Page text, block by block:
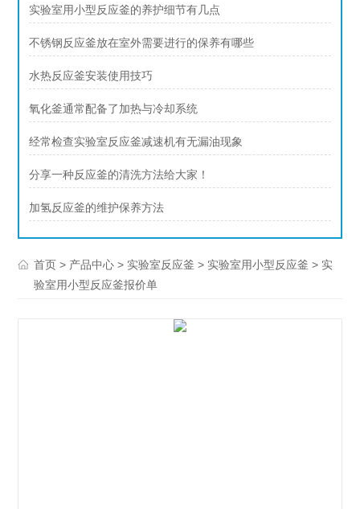
实验室用小型反应釜的养护细节有几点
不锈钢反应釜放在室外需要进行的保养有哪些
水热反应釜安装使用技巧
氧化釜通常配备了加热与冷却系统
经常检查实验室反应釜减速机有无漏油现象
分享一种反应釜的清洗方法给大家！
加氢反应釜的维护保养方法
首页 > 产品中心 > 实验室反应釜 > 实验室用小型反应釜 > 实
验室用小型反应釜报价单